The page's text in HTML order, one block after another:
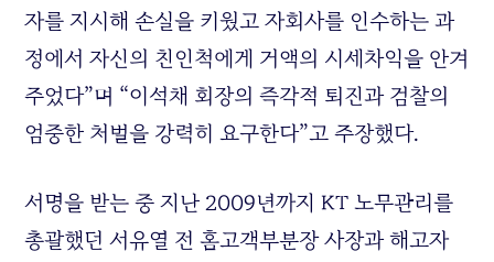
자를 지시해 손실을 키웠고 자회사를 인수하는 과
정에서 자신의 친인척에게 거액의 시세차익을 안겨
주었다”며 “이석채 회장의 즉각적 퇴진과 검찰의
엄중한 처벌을 강력히 요구한다”고 주장했다.
서명을 받는 중 지난 2009년까지 KT 노무관리를
총괄했던 서유열 전 홈고객부분장 사장과 해고자